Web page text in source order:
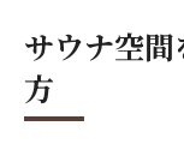
サウナ空
方